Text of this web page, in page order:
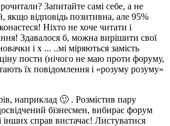
Запитайте самі себе, а не
якщо відповідь позитивна, але 95%
Ніхто не хоче читати і
Здавалося б, можна вирішити свої
і х ... ..мі міряються замість
пости (нічого не маю проти форуму,
їх повідомлення і «розуму розуму»
наприклад 🙂 . Розмістив пару
бізнесмен, вибирає форум
інших справ вистачає! Листуватися